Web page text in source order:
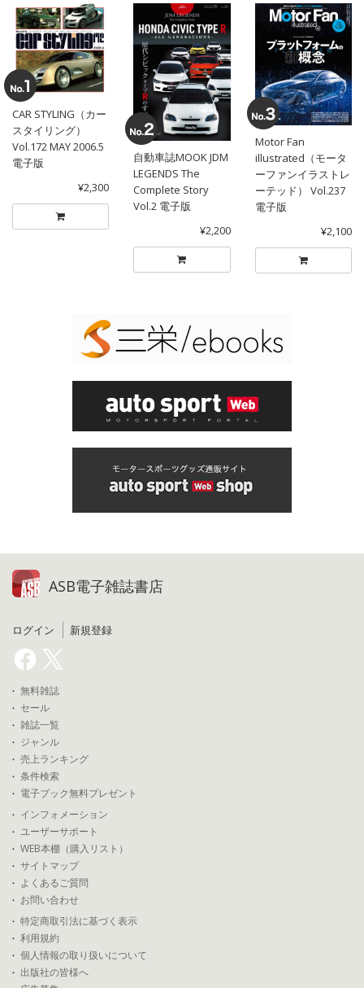
CAR STYLING（カー
スタイリング）
Vol.172 MAY 2006.5
電子版
¥2,300
自動車誌MOOK JDM
LEGENDS The
Complete Story
Vol.2 電子版
¥2,200
Motor Fan
illustrated（モータ
ーファンイラストレ
ーテッド） Vol.237
電子版
¥2,100
ASB電子雑誌書店
ログイン 新規登録
無料雑誌
セール
雑誌一覧
ジャンル
売上ランキング
条件検索
電子ブック無料プレゼント
インフォメーション
ユーザーサポート
WEB本棚（購入リスト）
サイトマップ
よくあるご質問
お問い合わせ
特定商取引法に基づく表示
利用規約
個人情報の取り扱いについて
出版社の皆様へ